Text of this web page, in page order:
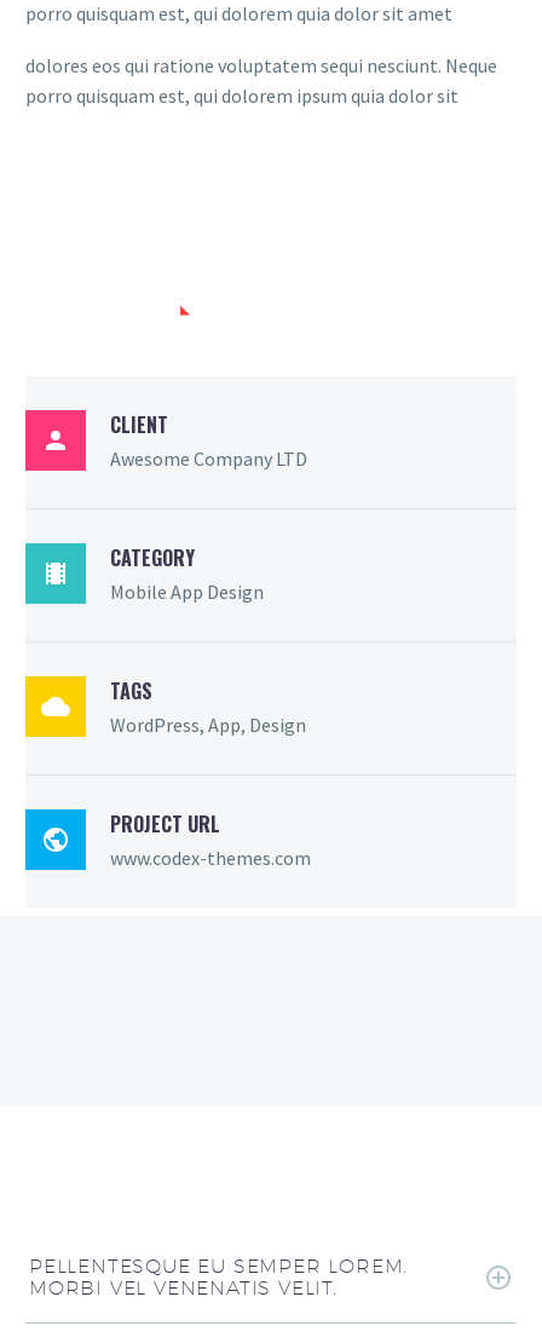
porro quisquam est, qui dolorem quia dolor sit amet
dolores eos qui ratione voluptatem sequi nesciunt. Neque
porro quisquam est, qui dolorem ipsum quia dolor sit

CLIENT
Awesome Company LTD

CATEGORY
Mobile App Design

TAGS
WordPress, App, Design

PROJECT URL
www.codex-themes.com
PELLENTESQUE EU SEMPER LOREM.
MORBI VEL VENENATIS VELIT.